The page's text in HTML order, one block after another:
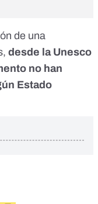
de una
desde la Unesco
no han
Estado